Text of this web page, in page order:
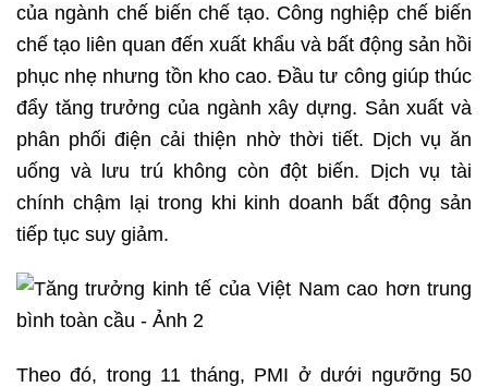
của ngành chế biến chế tạo. Công nghiệp chế biến
chế tạo liên quan đến xuất khẩu và bất động sản hồi
phục nhẹ nhưng tồn kho cao. Đầu tư công giúp thúc
đẩy tăng trưởng của ngành xây dựng. Sản xuất và
phân phối điện cải thiện nhờ thời tiết. Dịch vụ ăn
uống và lưu trú không còn đột biến. Dịch vụ tài
chính chậm lại trong khi kinh doanh bất động sản
tiếp tục suy giảm.
Theo đó, trong 11 tháng, PMI ở dưới ngưỡng 50